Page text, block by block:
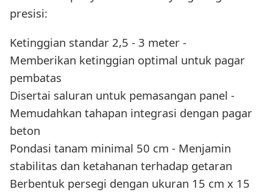
presisi:
Ketinggian standar 2,5 - 3 meter -
Memberikan ketinggian optimal untuk pagar
pembatas
Disertai saluran untuk pemasangan panel -
Memudahkan tahapan integrasi dengan pagar
beton
Pondasi tanam minimal 50 cm - Menjamin
stabilitas dan ketahanan terhadap getaran
Berbentuk persegi dengan ukuran 15 cm x 15